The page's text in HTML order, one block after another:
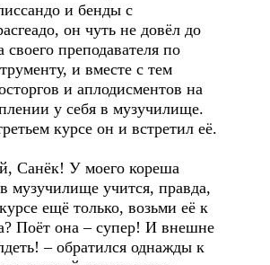
и бенды с
он чуть не довёл до
своего преподавателя по
и вместе с тем
и аплодисментов на
у себя в музучилище.
курсе он и встретил её.
У моего кореша
музучилище учится, правда,
ещё только, возьми её к
Поёт она – супер! И внешне
– обратился однажды к